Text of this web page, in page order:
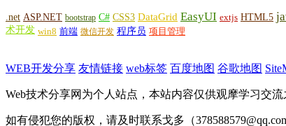
.net ASP.NET bootstrap C# CSS3 DataGrid EasyUI extjs HTML5
术开发 win8 前端 微信开发 程序员 项目管理
WEB开发分享 友情链接 web标签 百度地图 谷歌地图
Web技术分享网为个人站点，本站内容仅供观摩学习交
如有侵犯您的版权，请及时联系戈多（